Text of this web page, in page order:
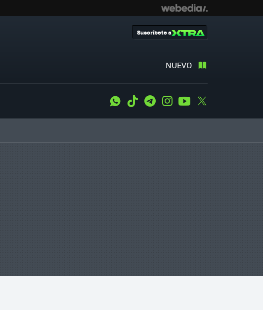
NUEVO
Suscríbete a
WhatsApp
Tiktok TelegramInstagramYoutube